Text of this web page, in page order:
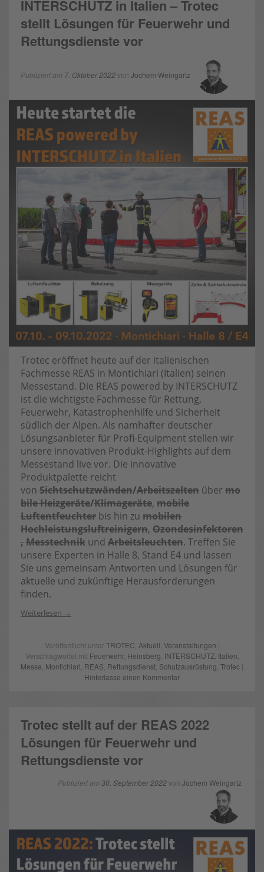
INTERSCHUTZ in Italien – Trotec
stellt Lösungen für Feuerwehr und
Rettungsdienste vor
Publiziert am 7. Oktober 2022von Jochem Weingartz
Trotec eröffnet heute auf der italienischen
Fachmesse REAS in Montichiari (Italien) seinen
Messestand. Die REAS powered by INTERSCHUTZ
ist die wichtigste Fachmesse für Rettung,
Feuerwehr, Katastrophenhilfe und Sicherheit
südlich der Alpen. Als namhafter deutscher
Lösungsanbieter für Profi-Equipment stellen wir
unsere innovativen Produkt-Highlights auf dem
Messestand live vor. Die innovative
Produktpalette reicht
von Sichtschutzwänden/Arbeitszelten über mo
bile Heizgeräte/Klimageräte, mobile
Luftentfeuchter bis hin zu mobilen
Hochleistungsluftreinigern, Ozondesinfektoren
,Messtechnik und Arbeitsleuchten. Treffen Sie
unsere Experten in Halle 8, Stand E4 und lassen
Sie uns gemeinsam Antworten und Lösungen für
aktuelle und zukünftige Herausforderungen
finden.
Weiterlesen
Veröffentlicht unterTROTEC Aktuell Veranstaltungen |
Verschlagwortet mit Feuerwehr, Heinsberg INTERSCHUTZ, Italien
Messe Montichiari REAS Rettungsdienst Schutzausrüstung Trotec |
Hinterlasse einen Kommentar
Trotec stellt auf der REAS 2022
Lösungen für Feuerwehr und
Rettungsdienste vor
Publiziert am 30. September 2022von Jochem Weingartz